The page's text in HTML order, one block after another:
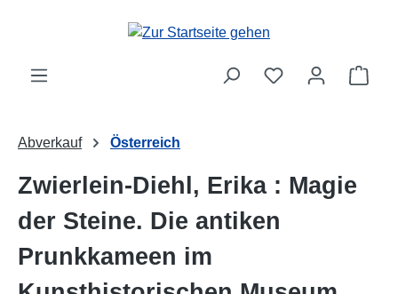
Zum Hauptinhalt springen
Abverkauf Österreich
Zwierlein-Diehl, Erika : Magie
der Steine. Die antiken
Prunkkameen im